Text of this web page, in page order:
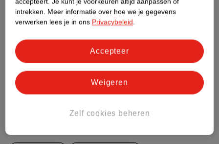
Nature Impact Score
Meer informatie
Bestel & Bezorginformatie
intrekken. Meer informatie over hoe we je gegevens
verwerken lees je in ons Privacybeleid.
Zelf cookies beheren
Weigeren
Accepteer